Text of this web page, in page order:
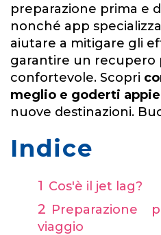
preparazione prima e
nonché app
aiutare a mitigare gli
garantire un recupero
confortevole. Scopri
meglio e goderti
nuove destinazioni.
Indice
Cos'è il jet lag?
Preparazione
viaggio